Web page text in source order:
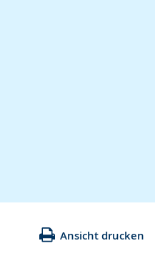
Ansicht drucken